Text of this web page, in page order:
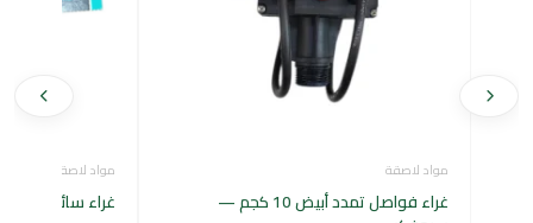
مواد لاصقة
غراء فواصل تمدد أبيض 10 كجم —
مواد لاصقة
غراء سائل فائق